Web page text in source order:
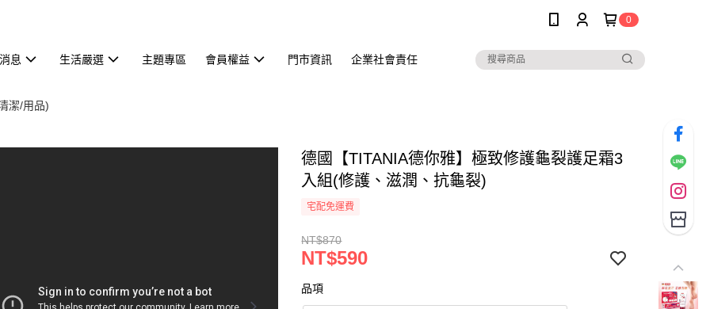
0
息 生活嚴選 主題專區 會員權益 門市資訊 企業社會責任
潔/用品)
德國【TITANIA德你雅】極致修護龜裂護足霜3
入組(修護、滋潤、抗龜裂)
宅配免運費
NT$870
NT$590
品項